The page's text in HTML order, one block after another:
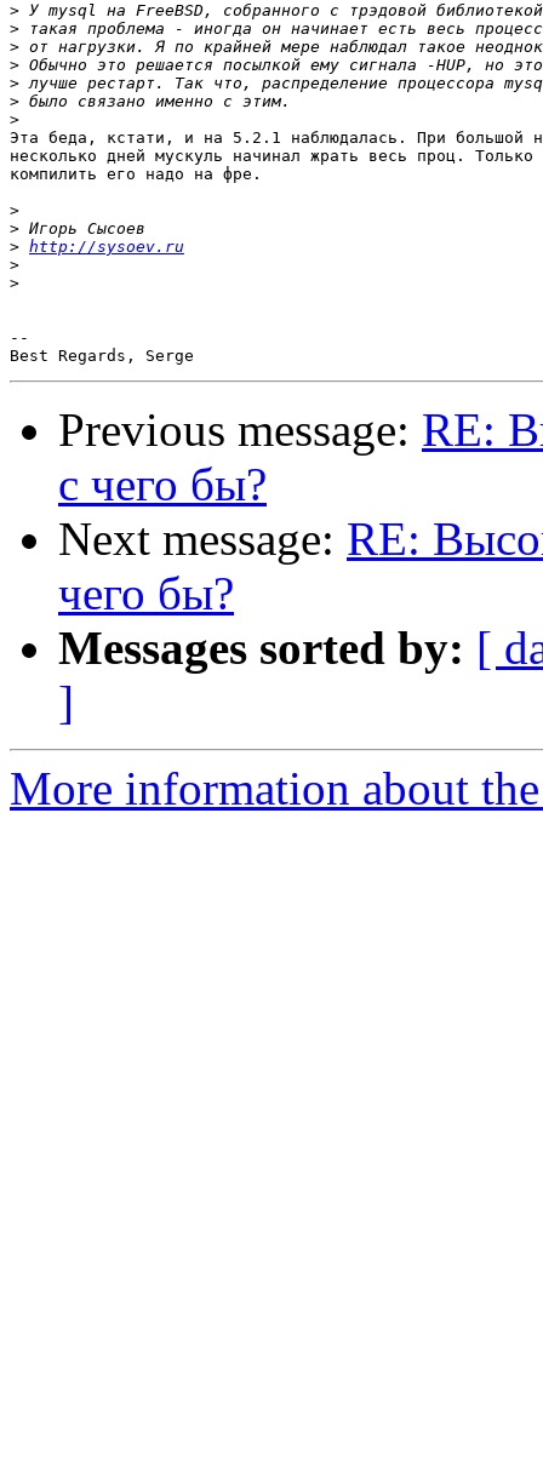
>
>
>
>
>
>
>
Эта беда, кстати, и на 5.2.1 наблюдалась. При большой
несколько дней мускуль начинал жрать весь проц.
компилить его надо на фре.
>
>
> http://sysoev.ru
>
>
--
Previous message: RE:
с чего бы?
Next message: RE:
чего бы?
Messages sorted by: [
]
More information about